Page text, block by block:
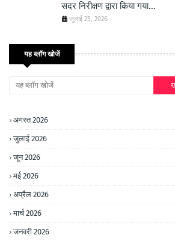
सदर निरीक्षण द्वारा किया गया...
जुलाई 25, 2026
यह ब्लॉग खोजें
अगस्त 2026
जुलाई 2026
जून 2026
मई 2026
अप्रैल 2026
मार्च 2026
जनवरी 2026